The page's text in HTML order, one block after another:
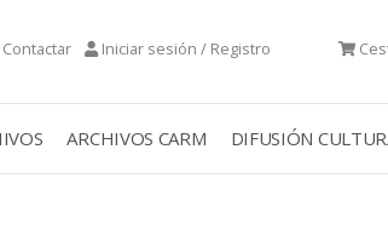
Contactar Iniciar sesión / Registro
ARCHIVOS CARM DIFUSIÓN